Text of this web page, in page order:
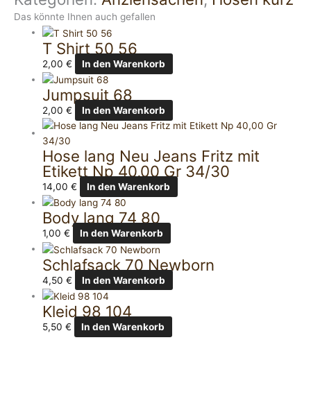
Das könnte Ihnen auch gefallen
T Shirt 50 56
2,00€ In den Warenkorb
Jumpsuit 68
2,00€ In den Warenkorb
Hose lang Neu Jeans Fritz mit
Etikett Np 40,00 Gr 34/30
14,00€ In den Warenkorb
Body lang 74 80
1,00€ In den Warenkorb
Schlafsack 70 Newborn
4,50€ In den Warenkorb
Kleid 98 104
5,50€ In den Warenkorb